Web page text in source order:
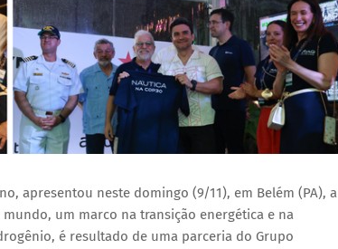
apresentou neste domingo (9/11), em Belém (PA), a
um marco na transição energética e na
é resultado de uma parceria do Grupo